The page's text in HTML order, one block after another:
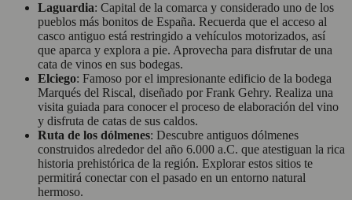
Laguardia: Capital de la comarca y considerado uno de los
pueblos más bonitos de España. Recuerda que el acceso al
casco antiguo está restringido a vehículos motorizados, así
que aparca y explora a pie. Aprovecha para disfrutar de una
cata de vinos en sus bodegas.
Elciego: Famoso por el impresionante edificio de la bodega
Marqués del Riscal, diseñado por Frank Gehry. Realiza una
visita guiada para conocer el proceso de elaboración del vino
y disfruta de catas de sus caldos.
Ruta de los dólmenes: Descubre antiguos dólmenes
construidos alrededor del año 6.000 a.C. que atestiguan la rica
historia prehistórica de la región. Explorar estos sitios te
permitirá conectar con el pasado en un entorno natural
hermoso.